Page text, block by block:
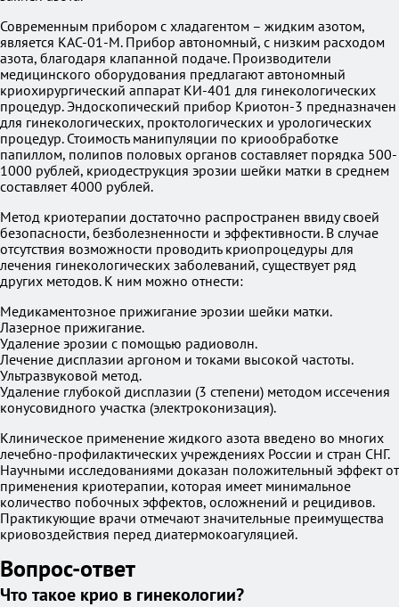
Современным прибором с хладагентом – жидким азотом,
является КАС-01-М. Прибор автономный, с низким расходом
азота, благодаря клапанной подаче. Производители
медицинского оборудования предлагают автономный
криохирургический аппарат КИ-401 для гинекологических
процедур. Эндоскопический прибор Криотон-3 предназначен
для гинекологических, проктологических и урологических
процедур. Стоимость манипуляции по криообработке
папиллом, полипов половых органов составляет порядка 500-
1000 рублей, криодеструкция эрозии шейки матки в среднем
составляет 4000 рублей.
Метод криотерапии достаточно распространен ввиду своей
безопасности, безболезненности и эффективности. В случае
отсутствия возможности проводить криопроцедуры для
лечения гинекологических заболеваний, существует ряд
других методов. К ним можно отнести:
Медикаментозное прижигание эрозии шейки матки.
Лазерное прижигание.
Удаление эрозии с помощью радиоволн.
Лечение дисплазии аргоном и токами высокой частоты.
Ультразвуковой метод.
Удаление глубокой дисплазии (3 степени) методом иссечения
конусовидного участка (электроконизация).
Клиническое применение жидкого азота введено во многих
лечебно-профилактических учреждениях России и стран СНГ.
Научными исследованиями доказан положительный эффект от
применения криотерапии, которая имеет минимальное
количество побочных эффектов, осложнений и рецидивов.
Практикующие врачи отмечают значительные преимущества
криовоздействия перед диатермокоагуляцией.
Вопрос-ответ
Что такое крио в гинекологии?